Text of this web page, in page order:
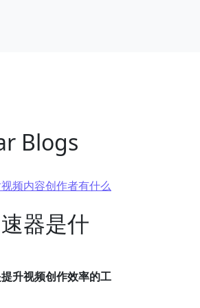
Blogs
频内容创作者有什么
器是什
升视频创作效率的工